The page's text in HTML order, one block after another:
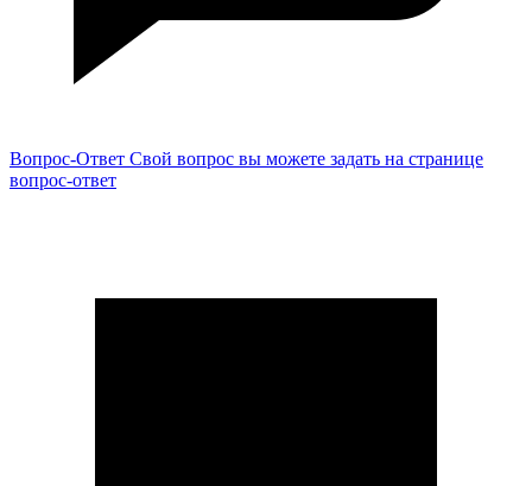
Вопрос-Ответ Свой вопрос вы можете задать на странице
вопрос-ответ